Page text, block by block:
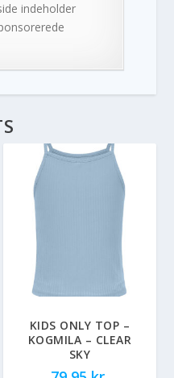
indeholder
KIDS ONLY TOP –
KOGMILA – CLEAR
SKY